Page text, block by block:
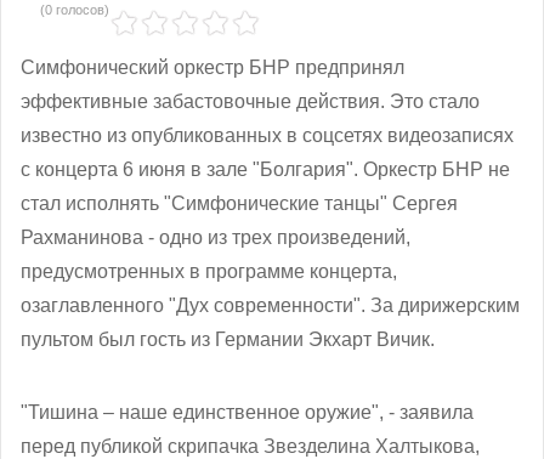
(0 голосов)
Симфонический оркестр БНР предпринял
эффективные забастовочные действия. Это стало
известно из опубликованных в соцсетях видеозаписях
с концерта 6 июня в зале "Болгария". Оркестр БНР не
стал исполнять "Симфонические танцы" Сергея
Рахманинова - одно из трех произведений,
предусмотренных в программе концерта,
озаглавленного "Дух современности". За дирижерским
пультом был гость из Германии Экхарт Вичик.
"Тишина – наше единственное оружие", - заявила
перед публикой скрипачка Звезделина Халтыкова,